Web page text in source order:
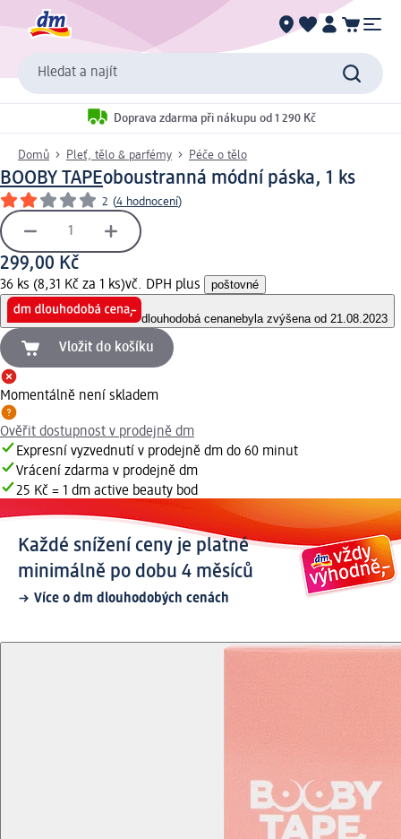
Hledat a najít
Doprava zdarma při nákupu od 1 290 Kč
Domů Pleť, tělo & parfémy Péče o tělo
BOOBY TAPEoboustranná módní páska, 1 ks
2 (4 hodnocení)
299,00 Kč
36 ks (8,31 Kč za 1 ks)vč. DPH plus poštovné
dlouhodobá cenanebyla zvýšena od 21.08.2023
Vložit do košíku
Momentálně není skladem
Ověřit dostupnost v prodejně dm
Expresní vyzvednutí v prodejně dm do 60 minut
Vrácení zdarma v prodejně dm
25 Kč = 1 dm active beauty bod
Každé snížení ceny je platné
minimálně po dobu 4 měsíců
Více o dm dlouhodobých cenách